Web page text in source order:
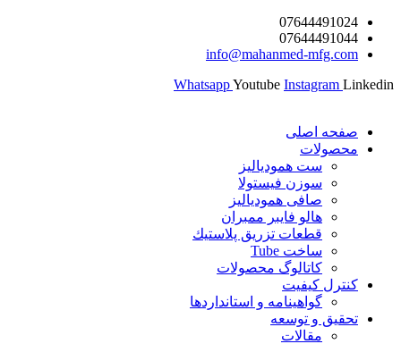
پرش
محتوا
07644491024
07644491044
info@mahanmed-mfg.com
WhatsappYoutube Instagram Linkedin
صفحه اصلی
محصولات
ست همودیالیز
سوزن فیستولا
صافی همودیالیز
هالو فایبر ممبران
قطعات تزريق پلاستيك
ساخت Tube
کاتالوگ محصولات
کنترل کیفیت
گواهينامه و استانداردها
تحقيق و توسعه
مقالات